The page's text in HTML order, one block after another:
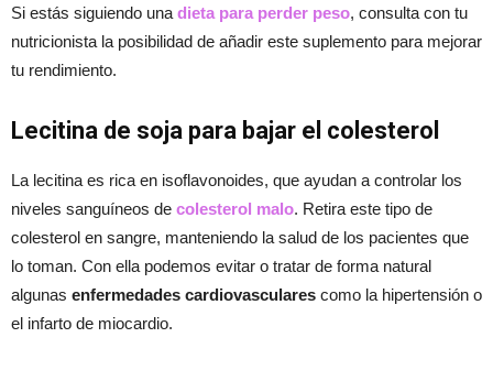
Si estás siguiendo una dieta para perder peso, consulta con tu
nutricionista la posibilidad de añadir este suplemento para mejorar
tu rendimiento.
Lecitina de soja para bajar el colesterol
La lecitina es rica en isoflavonoides, que ayudan a controlar los
niveles sanguíneos de colesterol malo. Retira este tipo de
colesterol en sangre, manteniendo la salud de los pacientes que
lo toman. Con ella podemos evitar o tratar de forma natural
algunas enfermedades cardiovasculares como la hipertensión o
el infarto de miocardio.